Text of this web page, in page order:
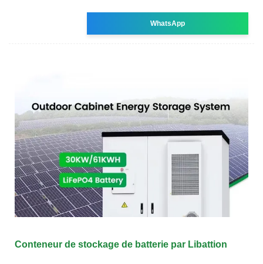
WhatsApp
Conteneur de stockage de batterie par Libattion